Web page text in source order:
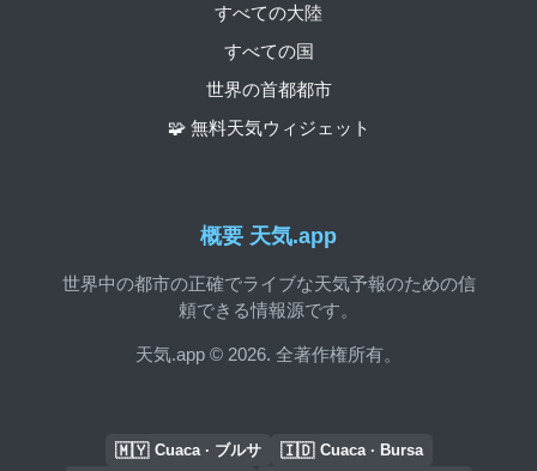
概要 天気.app
世界中の都市の正確でライブな天気予報のための信
頼できる情報源です。
天気.app © 2026. 全著作権所有。
すべての大陸
すべての国
世界の首都都市
🧩 無料天気ウィジェット
🇲🇾 Cuaca · ブルサ 🇮🇩 Cuaca · Bursa